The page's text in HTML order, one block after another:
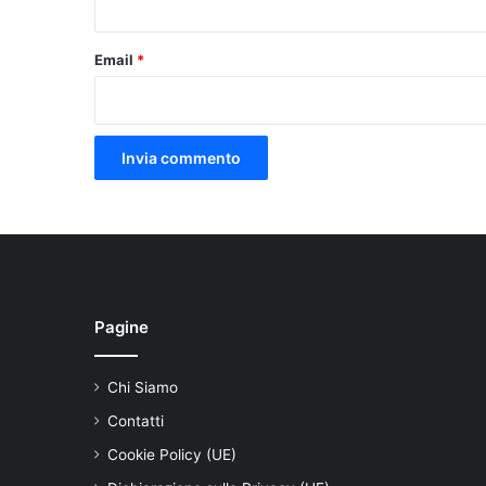
Email *
Pagine
Chi Siamo
Contatti
Cookie Policy (UE)